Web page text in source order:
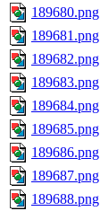
189680.png
189681.png
189682.png
189683.png
189684.png
189685.png
189686.png
189687.png
189688.png